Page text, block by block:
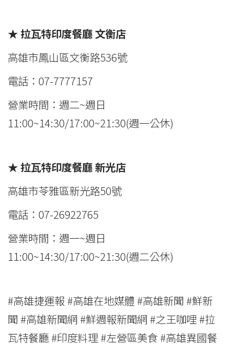
★ 拉瓦特印度餐廳 文衡店
高雄市鳳山區文衡路536號
電話：07-7777157
營業時間：週二~週日
11:00~14:30/17:00~21:30(週一公休)
★ 拉瓦特印度餐廳新光店
高雄市苓雅區新光路50號
電話：07-26922765
營業時間：週一~週日
11:00~14:30/17:00~21:30(週二公休)
#高雄捷運報 #高雄在地媒體 #高雄新聞 #鮮新
聞 #高雄新聞網 #鮮週報新聞網 #之王咖哩 #拉
瓦特餐廳 #印度料理 #左營區美食 #高雄異國餐